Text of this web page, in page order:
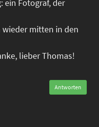
ein Fotograf, der
mitten in den
lieber Thomas!
Antworten